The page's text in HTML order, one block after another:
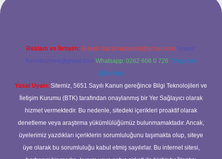
Reklam ve İletişim: E-mail: backlinkpaneli@gmail.com Teams:
forumhizmeti@gmail.com Whatsapp: 0262 606 0 726 Telegram:
@karabul
Yasal Uyarı: Sitemiz, 5651 Sayılı Kanun gereğince Bilgi Teknolojileri ve
İletişim Kurumu (BTK) tarafından onaylanmış bir Yer Sağlayıcı olarak
hizmet vermektedir. Bu nedenle, sitedeki içerikleri proaktif olarak
denetleme veya araştırma yükümlülüğümüz bulunmamaktadır. Ancak,
üyelerimiz yazdıkları içeriklerin sorumluluğunu taşımakta olup, siteye
üye olarak bu sorumluluğu kabul etmiş sayılırlar. Bu internet sitesi,